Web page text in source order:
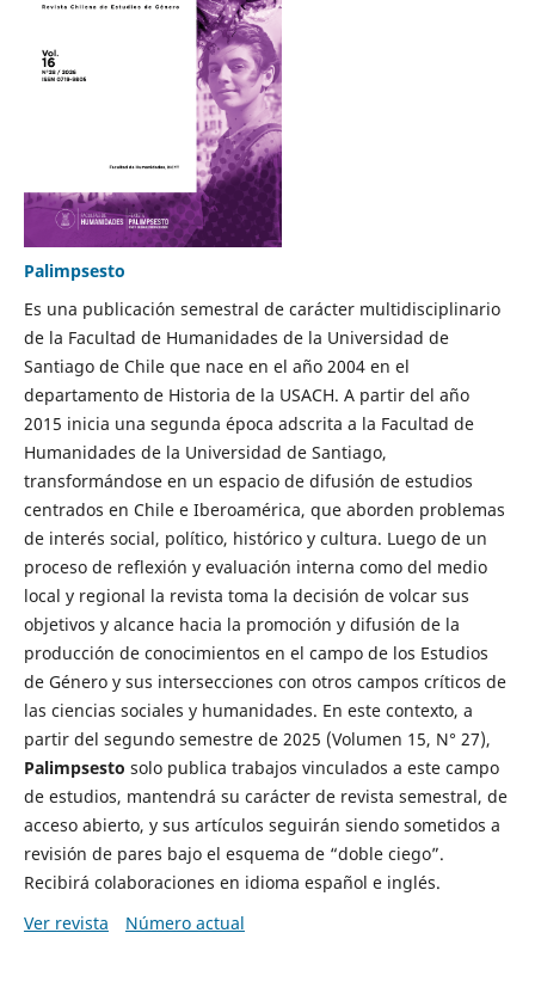
Palimpsesto
Es una publicación semestral de carácter multidisciplinario
de la Facultad de Humanidades de la Universidad de
Santiago de Chile que nace en el año 2004 en el
departamento de Historia de la USACH. A partir del año
2015 inicia una segunda época adscrita a la Facultad de
Humanidades de la Universidad de Santiago,
transformándose en un espacio de difusión de estudios
centrados en Chile e Iberoamérica, que aborden problemas
de interés social, político, histórico y cultura. Luego de un
proceso de reflexión y evaluación interna como del medio
local y regional la revista toma la decisión de volcar sus
objetivos y alcance hacia la promoción y difusión de la
producción de conocimientos en el campo de los Estudios
de Género y sus intersecciones con otros campos críticos de
las ciencias sociales y humanidades. En este contexto, a
partir del segundo semestre de 2025 (Volumen 15, N° 27),
Palimpsesto solo publica trabajos vinculados a este campo
de estudios, mantendrá su carácter de revista semestral, de
acceso abierto, y sus artículos seguirán siendo sometidos a
revisión de pares bajo el esquema de “doble ciego”.
Recibirá colaboraciones en idioma español e inglés.
Ver revista
Número actual